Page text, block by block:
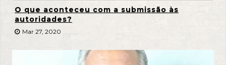
O que aconteceu com a submissão às
autoridades?
Mar 27, 2020